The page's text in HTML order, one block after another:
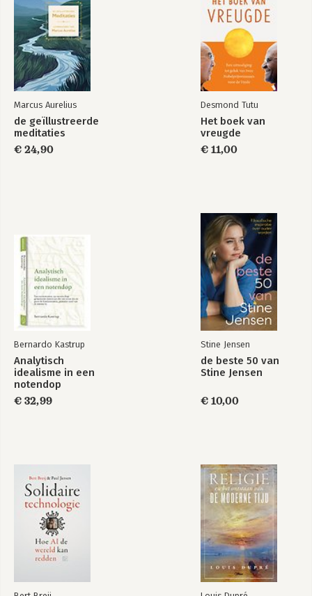
Marcus Aurelius
de geïllustreerde
meditaties
€ 24,90
Desmond Tutu
Het boek van
vreugde
€ 11,00
Bernardo Kastrup
Analytisch
idealisme in een
notendop
€ 32,99
Stine Jensen
de beste 50 van
Stine Jensen
€ 10,00